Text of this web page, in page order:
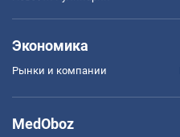
Экономика
Рынки и компании
MedOboz